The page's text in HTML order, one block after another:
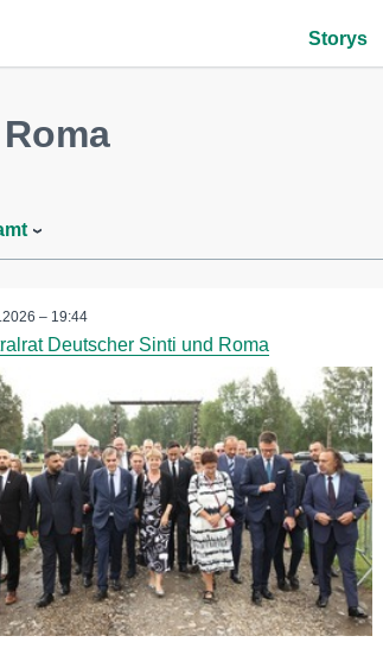
Storys
– 19:44
Deutscher Sinti und Roma